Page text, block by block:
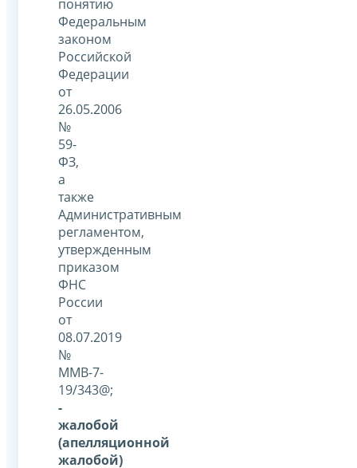
понятию
Федеральным
законом
Российской
Федерации
от
26.05.2006
№
59-
ФЗ,
а
также
Административным
регламентом,
утвержденным
приказом
ФНС
России
от
08.07.2019
№
ММВ-7-
19/343@;
-
жалобой
(апелляционной
жалобой)